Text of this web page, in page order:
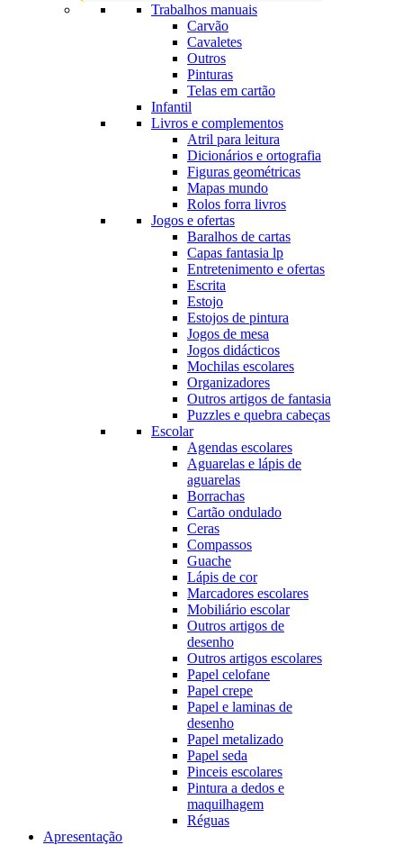
Trabalhos manuais
Carvão
Cavaletes
Outros
Pinturas
Telas em cartão
Infantil
Livros e complementos
Atril para leitura
Dicionários e ortografia
Figuras geométricas
Mapas mundo
Rolos forra livros
Jogos e ofertas
Baralhos de cartas
Capas fantasia lp
Entretenimento e ofertas
Escrita
Estojo
Estojos de pintura
Jogos de mesa
Jogos didácticos
Mochilas escolares
Organizadores
Outros artigos de fantasia
Puzzles e quebra cabeças
Escolar
Agendas escolares
Aguarelas e lápis de
aguarelas
Borrachas
Cartão ondulado
Ceras
Compassos
Guache
Lápis de cor
Marcadores escolares
Mobiliário escolar
Outros artigos de
desenho
Outros artigos escolares
Papel celofane
Papel crepe
Papel e laminas de
desenho
Papel metalizado
Papel seda
Pinceis escolares
Pintura a dedos e
maquilhagem
Réguas
Apresentação